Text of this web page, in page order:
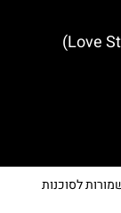
מוזיאון סיפורי האהבה (Love Stories Museum)
לסוכנות